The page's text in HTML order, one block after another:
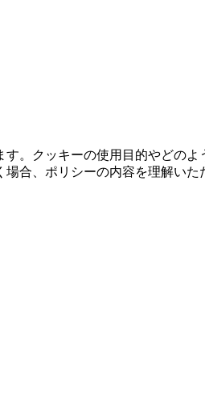
。クッキーの使用目的やどの
合、ポリシーの内容を理解いた